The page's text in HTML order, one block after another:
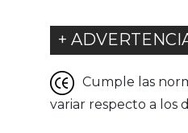
+
Cumple las
variar respecto a los